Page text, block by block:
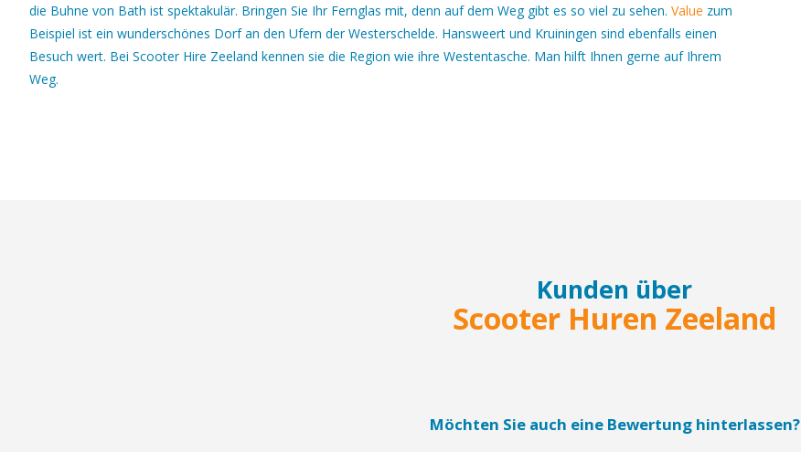
die Buhne von Bath ist spektakulär. Bringen Sie Ihr Fernglas mit, denn auf dem Weg gibt es so viel zu sehen. Value zum
Beispiel ist ein wunderschönes Dorf an den Ufern der Westerschelde. Hansweert und Kruiningen sind ebenfalls einen
Besuch wert. Bei Scooter Hire Zeeland kennen sie die Region wie ihre Westentasche. Man hilft Ihnen gerne auf Ihrem
Weg.
Kunden über
Scooter Huren Zeeland
Möchten Sie auch eine Bewertung hinterlassen?